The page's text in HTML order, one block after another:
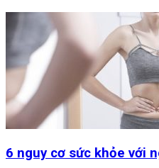
6 nguy cơ sức khỏe với